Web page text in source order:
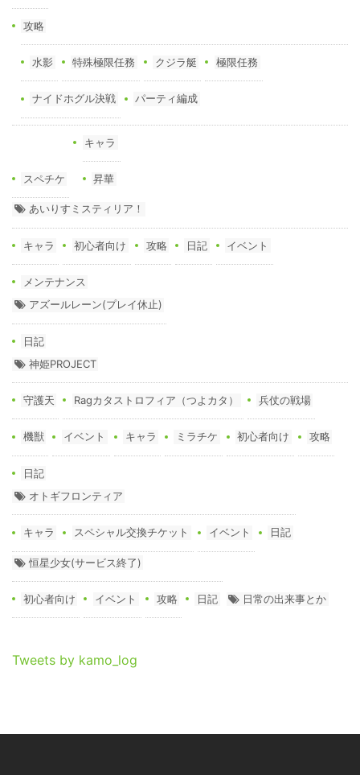
攻略
水影 特殊極限任務 クジラ艇 極限任務
ナイドホグル決戦 パーティ編成
スペチケ
キャラ
昇華
あいりすミスティリア！
キャラ 初心者向け 攻略 日記 イベント
メンテナンス
アズールレーン(プレイ休止)
日記
神姫PROJECT
守護天 Ragカタストロフィア（つよカタ） 兵仗の戦場
機獣 イベント キャラ ミラチケ 初心者向け 攻略
日記
オトギフロンティア
キャラ スペシャル交換チケット イベント 日記
恒星少女(サービス終了)
初心者向け イベント 攻略 日記 日常の出来事とか
Tweets by kamo_log